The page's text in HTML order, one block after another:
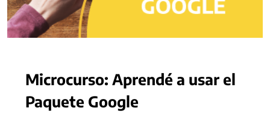
Microcurso: Aprendé a usar el
Paquete Google